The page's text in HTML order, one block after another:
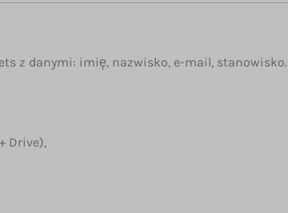
z danymi: imię, nazwisko, e-mail, stanowisko.
Drive),